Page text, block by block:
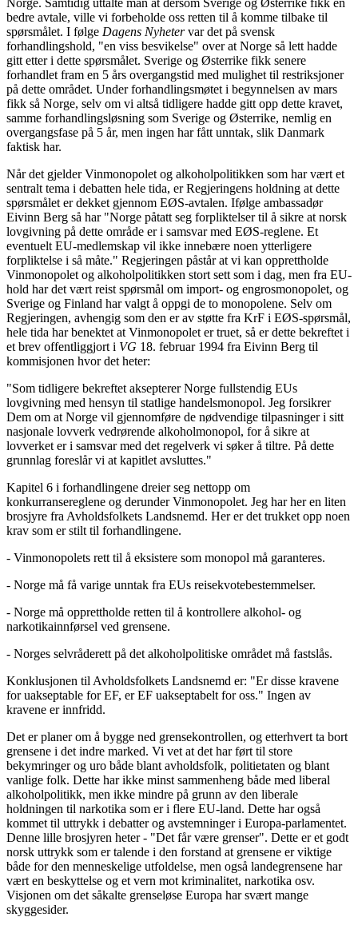
Norge. Samtidig uttalte man at dersom Sverige og Østerrike fikk en
bedre avtale, ville vi forbeholde oss retten til å komme tilbake til
spørsmålet. I følge Dagens Nyhetervar det på svensk
forhandlingshold, "en viss besvikelse" over at Norge så lett hadde
gitt etter i dette spørsmålet. Sverige og Østerrike fikk senere
forhandlet fram en 5 års overgangstid med mulighet til restriksjoner
på dette området. Under forhandlingsmøtet i begynnelsen av mars
fikk så Norge, selv om vi altså tidligere hadde gitt opp dette kravet,
samme forhandlingsløsning som Sverige og Østerrike, nemlig en
overgangsfase på 5 år, men ingen har fått unntak, slik Danmark
faktisk har.
Når det gjelder Vinmonopolet og alkoholpolitikken som har vært et
sentralt tema i debatten hele tida, er Regjeringens holdning at dette
spørsmålet er dekket gjennom EØS-avtalen. Ifølge ambassadør
Eivinn Berg så har "Norge påtatt seg forpliktelser til å sikre at norsk
lovgivning på dette område er i samsvar med EØS-reglene. Et
eventuelt EU-medlemskap vil ikke innebære noen ytterligere
forpliktelse i så måte." Regjeringen påstår at vi kan opprettholde
Vinmonopolet og alkoholpolitikken stort sett som i dag, men fra EU-
hold har det vært reist spørsmål om import- og engrosmonopolet, og
Sverige og Finland har valgt å oppgi de to monopolene. Selv om
Regjeringen, avhengig som den er av støtte fra KrF i EØS-spørsmål,
hele tida har benektet at Vinmonopolet er truet, så er dette bekreftet i
et brev offentliggjort i VG 18. februar 1994 fra Eivinn Berg til
kommisjonen hvor det heter:
"Som tidligere bekreftet aksepterer Norge fullstendig EUs
lovgivning med hensyn til statlige handelsmonopol. Jeg forsikrer
Dem om at Norge vil gjennomføre de nødvendige tilpasninger i sitt
nasjonale lovverk vedrørende alkoholmonopol, for å sikre at
lovverket er i samsvar med det regelverk vi søker å tiltre. På dette
grunnlag foreslår vi at kapitlet avsluttes."
Kapitel 6 i forhandlingene dreier seg nettopp om
konkurransereglene og derunder Vinmonopolet. Jeg har her en liten
brosjyre fra Avholdsfolkets Landsnemd. Her er det trukket opp noen
krav som er stilt til forhandlingene.
- Vinmonopolets rett til å eksistere som monopol må garanteres.
- Norge må få varige unntak fra EUs reisekvotebestemmelser.
- Norge må opprettholde retten til å kontrollere alkohol- og
narkotikainnførsel ved grensene.
- Norges selvråderett på det alkoholpolitiske området må fastslås.
Konklusjonen til Avholdsfolkets Landsnemd er: "Er disse kravene
for uakseptable for EF, er EF uakseptabelt for oss." Ingen av
kravene er innfridd.
Det er planer om å bygge ned grensekontrollen, og etterhvert ta bort
grensene i det indre marked. Vi vet at det har ført til store
bekymringer og uro både blant avholdsfolk, politietaten og blant
vanlige folk. Dette har ikke minst sammenheng både med liberal
alkoholpolitikk, men ikke mindre på grunn av den liberale
holdningen til narkotika som er i flere EU-land. Dette har også
kommet til uttrykk i debatter og avstemninger i Europa-parlamentet.
Denne lille brosjyren heter - "Det får være grenser". Dette er et godt
norsk uttrykk som er talende i den forstand at grensene er viktige
både for den menneskelige utfoldelse, men også landegrensene har
vært en beskyttelse og et vern mot kriminalitet, narkotika osv.
Visjonen om det såkalte grenseløse Europa har svært mange
skyggesider.